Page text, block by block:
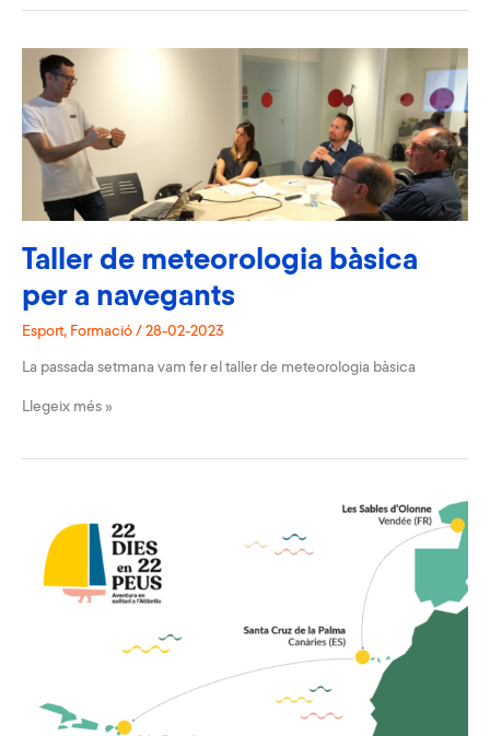
de
de
regates
White
Shadow
Taller de meteorologia bàsica
per a navegants
Esport, Formació / 28-02-2023
La passada setmana vam fer el taller de meteorologia bàsica
Taller
bàsica
Llegeix més »